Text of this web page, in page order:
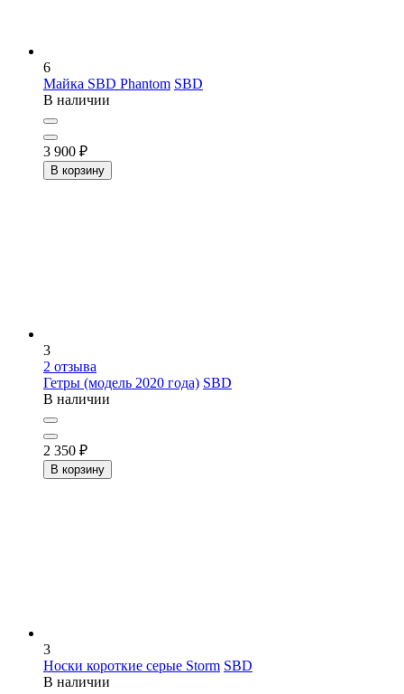
6
Майка SBD Phantom SBD
В наличии
3 900 ₽
В корзину
3
2 отзыва
Гетры (модель 2020 года) SBD
В наличии
2 350 ₽
В корзину
3
Носки короткие серые Storm SBD
В наличии